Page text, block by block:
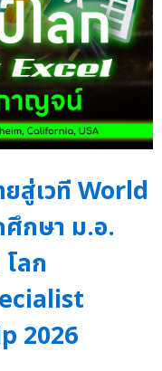
สู่เวที World
กษา ม.อ.
ลก
2026